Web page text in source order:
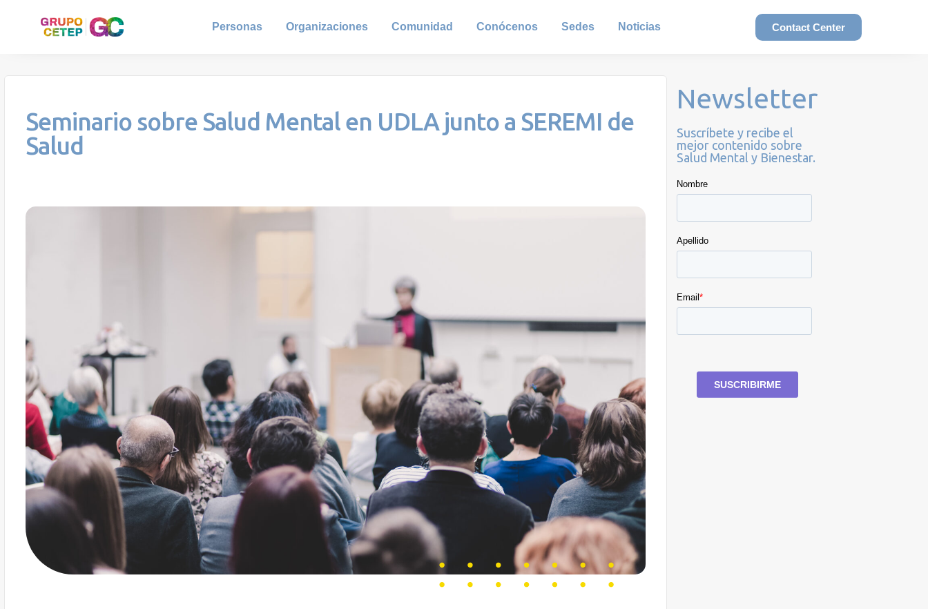
Personas Organizaciones Comunidad Conócenos Sedes Noticias Contact Center
Seminario sobre Salud Mental en UDLA junto a SEREMI de
Salud
Newsletter
Suscríbete y recibe el
mejor contenido sobre
Salud Mental y Bienestar.